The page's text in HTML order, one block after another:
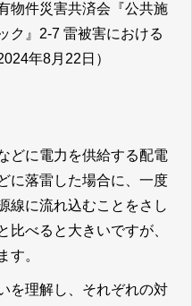
物件災害共済会『公共施
ク』2-7 雷被害における
年8月22日）
どに電力を供給する配電
に落雷した場合に、一度
線に流れ込むことをさし
比べると大きいですが、
す。
を理解し、それぞれの対